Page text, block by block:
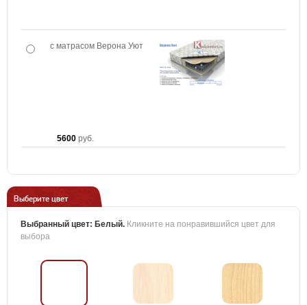
с матрасом Верона Уют
5600 руб.
Выберите цвет
Выбранный цвет: Белый. Кликните на понравившийся цвет для
выбора